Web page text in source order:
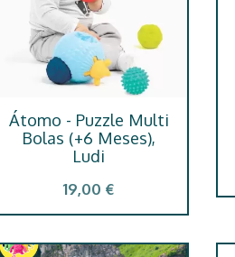
Átomo - Puzzle Multi
Bolas (+6 Meses),
Ludi
19,00 €